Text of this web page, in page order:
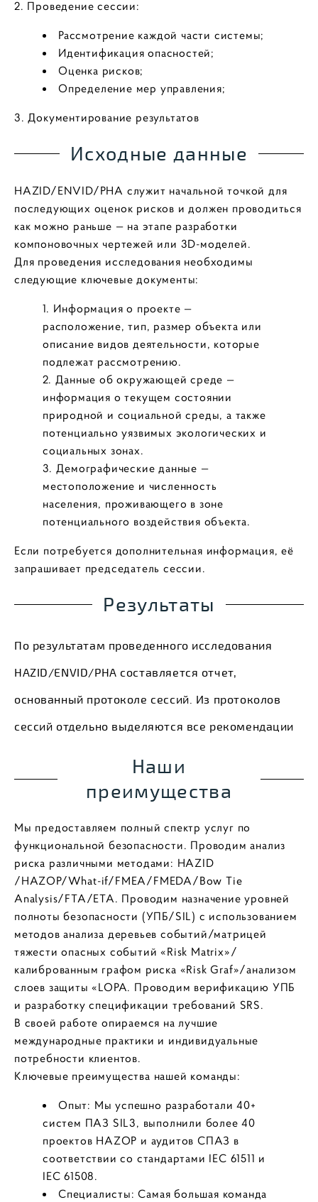
2. Проведение сессии:
Рассмотрение каждой части системы;
Идентификация опасностей;
Оценка рисков;
Определение мер управления;
3. Документирование результатов
Исходные данные
HAZID/ENVID/PHA служит начальной точкой для
последующих оценок рисков и должен проводиться
как можно раньше — на этапе разработки
компоновочных чертежей или 3D-моделей.
Для проведения исследования необходимы
следующие ключевые документы:
Информация о проекте —
расположение, тип, размер объекта или
описание видов деятельности, которые
подлежат рассмотрению.
Данные об окружающей среде —
информация о текущем состоянии
природной и социальной среды, а также
потенциально уязвимых экологических и
социальных зонах.
Демографические данные —
местоположение и численность
населения, проживающего в зоне
потенциального воздействия объекта.
Если потребуется дополнительная информация, её
запрашивает председатель сессии.
Результаты
По результатам проведенного исследования
HAZID/ENVID/PHA составляется отчет,
основанный протоколе сессий. Из протоколов
сессий отдельно выделяются все рекомендации
Наши
преимущества
Мы предоставляем полный спектр услуг по
функциональной безопасности. Проводим анализ
риска различными методами: HAZID
/HAZOP/What-if/FMEA/FMEDA/Bow Tie
Analysis/FTA/ETA. Проводим назначение уровней
полноты безопасности (УПБ/SIL) с использованием
методов анализа деревьев событий/матрицей
тяжести опасных событий «Risk Matrix»/
калиброванным графом риска «Risk Graf»/анализом
слоев защиты «LOPA. Проводим верификацию УПБ
и разработку спецификации требований SRS.
В своей работе опираемся на лучшие
международные практики и индивидуальные
потребности клиентов.
Ключевые преимущества нашей команды:
Опыт: Мы успешно разработали 40+
систем ПАЗ SIL3, выполнили более 40
проектов HAZOP и аудитов СПАЗ в
соответствии со стандартами IEC 61511 и
IEC 61508.
Специалисты: Самая большая команда